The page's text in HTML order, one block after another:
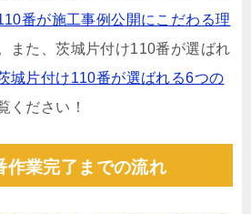
番が施工事例公開にこだわる理
また、茨城片付け110番が選ばれ
城片付け110番が選ばれる6つの
ください！
作業完了までの流れ